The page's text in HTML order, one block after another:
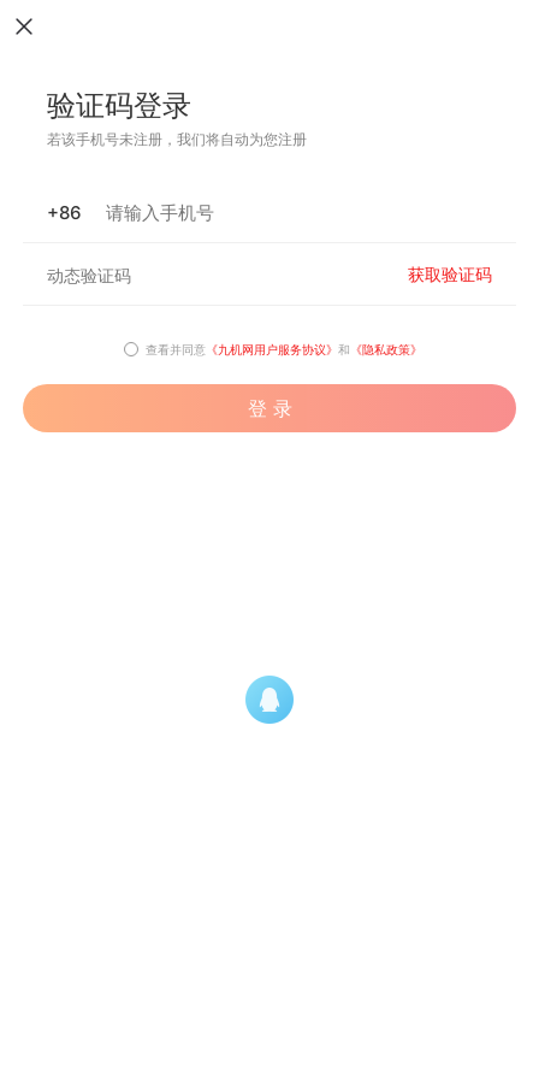
验证码登录
若该手机号未注册，我们将自动为您注册
+86
获取验证码
查看并同意 《九机网用户服务协议》 和 《隐私政策》
登 录